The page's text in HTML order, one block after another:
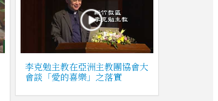
李克勉主教在亞洲主教團協會大
會談「愛的喜樂」之落實